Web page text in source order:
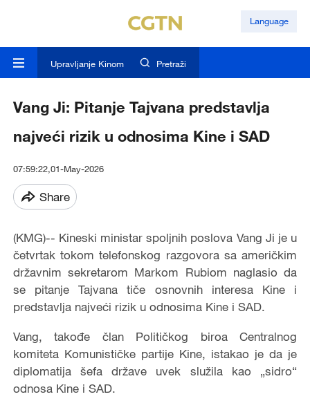
Language
Upravljanje Kinom Pretraži
Vang Ji: Pitanje Tajvana predstavlja
najveći rizik u odnosima Kine i SAD
07:59:22,01-May-2026
Share
(KMG)-- Kineski ministar spoljnih poslova Vang Ji je u
četvrtak tokom telefonskog razgovora sa američkim
državnim sekretarom Markom Rubiom naglasio da
se pitanje Tajvana tiče osnovnih interesa Kine i
predstavlja najveći rizik u odnosima Kine i SAD.
Vang, takođe član Političkog biroa Centralnog
komiteta Komunističke partije Kine, istakao je da je
diplomatija šefa države uvek služila kao „sidro“
odnosa Kine i SAD.